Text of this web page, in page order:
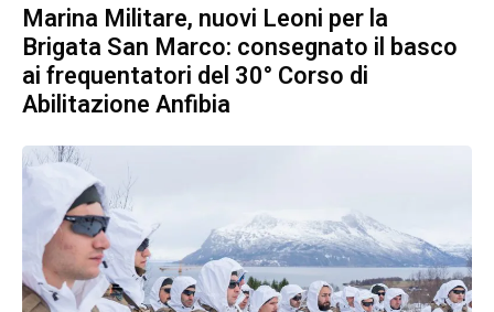
Marina Militare, nuovi Leoni per la
Brigata San Marco: consegnato il basco
ai frequentatori del 30° Corso di
Abilitazione Anfibia